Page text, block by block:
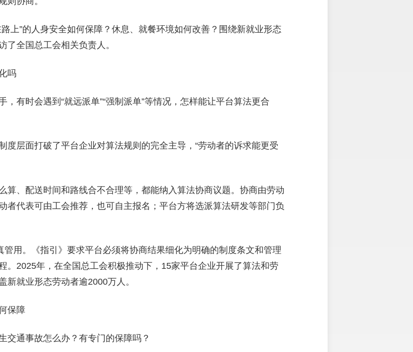
上”的人身安全如何保障？休息、就餐环境如何改善？围绕新就业形态
了全国总工会相关负责人。
吗
，有时会遇到“就远派单”“强制派单”等情况，怎样能让平台算法更合
度层面打破了平台企业对算法规则的完全主导，“劳动者的诉求能更受
算、配送时间和路线合不合理等，都能纳入算法协商议题。协商由劳动
者代表可由工会推荐，也可自主报名；平台方将选派算法研发等部门负
管用。《指引》要求平台必须将协商结果细化为明确的制度条文和管理
。2025年，在全国总工会积极推动下，15家平台企业开展了算法和劳
新就业形态劳动者逾2000万人。
保障
交通事故怎么办？有专门的保障吗？